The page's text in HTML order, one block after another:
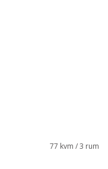
77 kvm / 3 rum